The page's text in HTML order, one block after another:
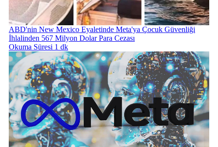
ABD'nin New Mexico Eyaletinde Meta'ya Çocuk Güvenliği
İhlalinden 567 Milyon Dolar Para Cezası
Okuma Süresi 1 dk